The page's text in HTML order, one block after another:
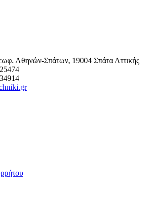
Αθηνών-Σπάτων, 19004 Σπάτα Αττικής